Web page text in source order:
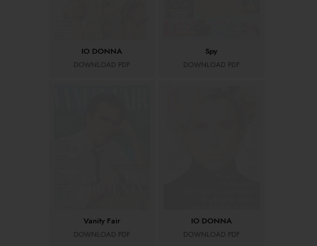
IO DONNA
DOWNLOAD PDF
Spy
DOWNLOAD PDF
Vanity Fair
DOWNLOAD PDF
IO DONNA
DOWNLOAD PDF